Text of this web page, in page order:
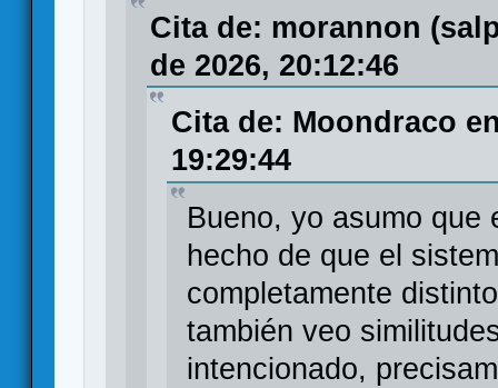
Cita de: morannon
de 2026, 20:12:46
Cita de: Moondraco
19:29:44
Bueno, yo asumo que
hecho de que el
completamente
también veo
intencionado,